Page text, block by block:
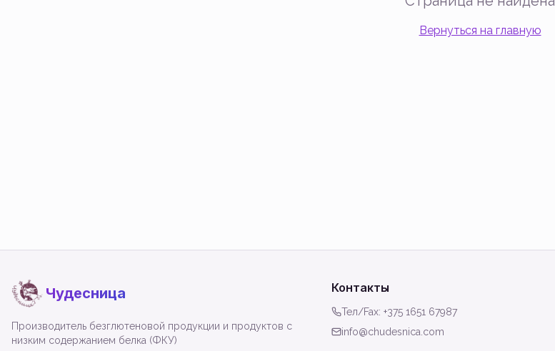
Вернуться на главную
Чудесница
Производитель безглютеновой продукции и продуктов с
низким содержанием белка (ФКУ)
Контакты
Тел/Fax: +375 1651 67987
info@chudesnica.com